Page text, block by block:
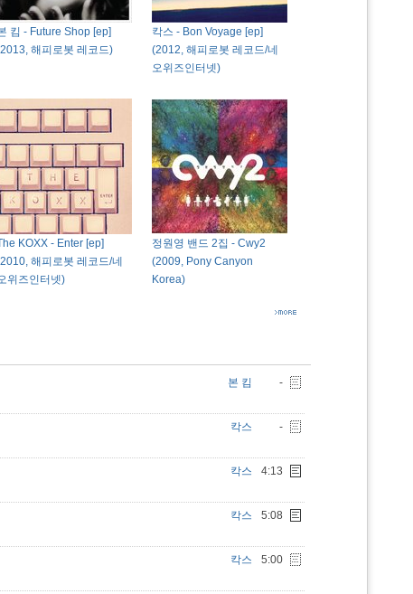
킴 - Future Shop [ep]
해피로봇 레코드)
칵스 - Bon Voyage [ep]
(2012, 해피로봇 레코드/네
오위즈인터넷)
KOXX - Enter [ep]
해피로봇 레코드/네
위즈인터넷)
정원영 밴드 2집 - Cwy2
(2009, Pony Canyon
Korea)
본 킴 -
칵스 -
칵스 4:13
칵스 5:08
칵스 5:00